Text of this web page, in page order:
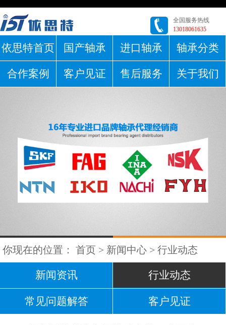
全国服务热线
13018061635
依思特首页 国产轴承 进口轴承 轴承分类
合作案例 客户见证 售后服务 关于我们
你现在的位置： 首页 > 新闻中心 > 行业动态
新闻资讯 行业动态
常见问题解答 客户见证